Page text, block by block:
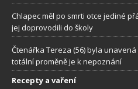
Chlapec měl po smrti otce jediné
jej doprovodili do školy
Čtenářka Tereza (56) byla
totální proměně je k nepoznání
Recepty a vaření